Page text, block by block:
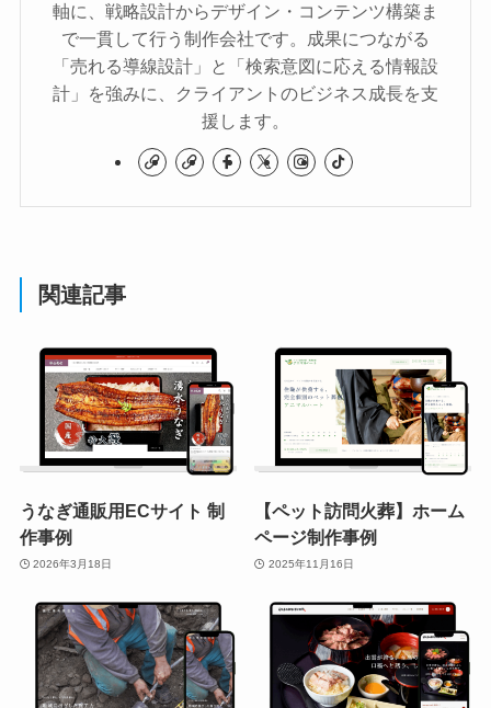
軸に、戦略設計からデザイン・コンテンツ構築ま
で一貫して行う制作会社です。成果につながる
「売れる導線設計」と「検索意図に応える情報設
計」を強みに、クライアントのビジネス成長を支
援します。
関連記事
うなぎ通販用ECサイト 制
作事例
2026年3月18日
【ペット訪問火葬】ホーム
ページ制作事例
2025年11月16日